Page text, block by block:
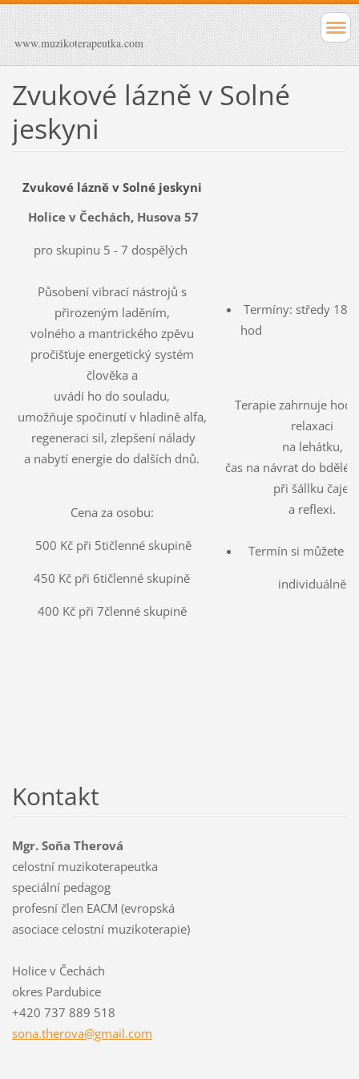
www.muzikoterapeutka.com
Zvukové lázně v Solné
jeskyni
Zvukové lázně v Solné jeskyni
Holice v Čechách, Husova 57
pro skupinu 5 - 7 dospělých
Působení vibrací nástrojů s
přirozeným laděním,
volného a mantrického zpěvu
pročišťuje energetický systém
člověka a
uvádí ho do souladu,
umožňuje spočinutí v hladině alfa,
regeneraci sil, zlepšení nálady
a nabytí energie do dalších dnů.
Cena za osobu:
500 Kč při 5tičlenné skupině
450 Kč při 6tičlenné skupině
400 Kč při 7členné skupině
Termíny: středy 18 -
hod
Terapie zahrnuje
relaxaci
na lehátku,
čas na návrat do
při šállku čaje
a reflexi.
Termín si můžete
individuálně.
Kontakt
Mgr. Soňa Therová
celostní muzikoterapeutka
speciální pedagog
profesní člen EACM (evropská
asociace celostní muzikoterapie)
Holice v Čechách
okres Pardubice
+420 737 889 518
sona.therova@gmail.com